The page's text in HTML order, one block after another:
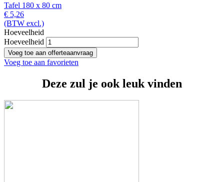
Tafel 180 x 80 cm
€ 5,26
(BTW excl.)
Hoeveelheid
Hoeveelheid
Voeg toe aan favorieten
Deze zul je ook leuk vinden